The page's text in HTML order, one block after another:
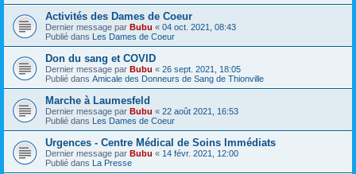
Activités des Dames de Coeur
Dernier message par Bubu « 04 oct. 2021, 08:43
Publié dans Les Dames de Coeur
Don du sang et COVID
Dernier message par Bubu « 26 sept. 2021, 18:05
Publié dans Amicale des Donneurs de Sang de Thionville
Marche à Laumesfeld
Dernier message par Bubu « 22 août 2021, 16:53
Publié dans Les Dames de Coeur
Urgences - Centre Médical de Soins Immédiats
Dernier message par Bubu « 14 févr. 2021, 12:00
Publié dans La Presse